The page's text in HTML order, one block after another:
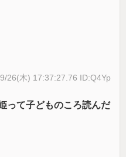
26(木) 17:37:27.76 ID:Q4Yp
って子どものころ読んだ